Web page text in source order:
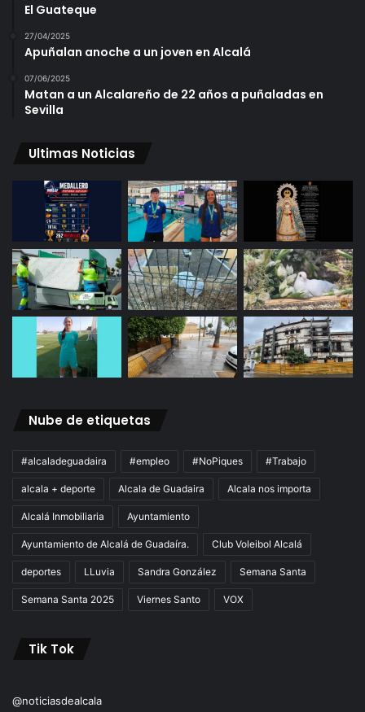
El Guateque
27/04/2025
Apuñalan anoche a un joven en Alcalá
07/06/2025
Matan a un Alcalareño de 22 años a puñaladas en
Sevilla
Ultimas Noticias
Nube de etiquetas
#alcaladeguadaira #empleo #NoPiques #Trabajo
alcala + deporte Alcala de Guadaira Alcala nos importa
Alcalá Inmobiliaria Ayuntamiento
Ayuntamiento de Alcalá de Guadaíra. Club Voleibol Alcalá
deportes LLuvia Sandra González Semana Santa
Semana Santa 2025 Viernes Santo VOX
Tik Tok
@noticiasdealcala